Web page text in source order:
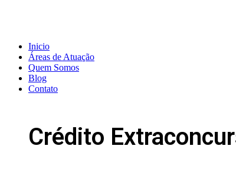
Inicio
Áreas de Atuação
Quem Somos
Blog
Contato
Crédito